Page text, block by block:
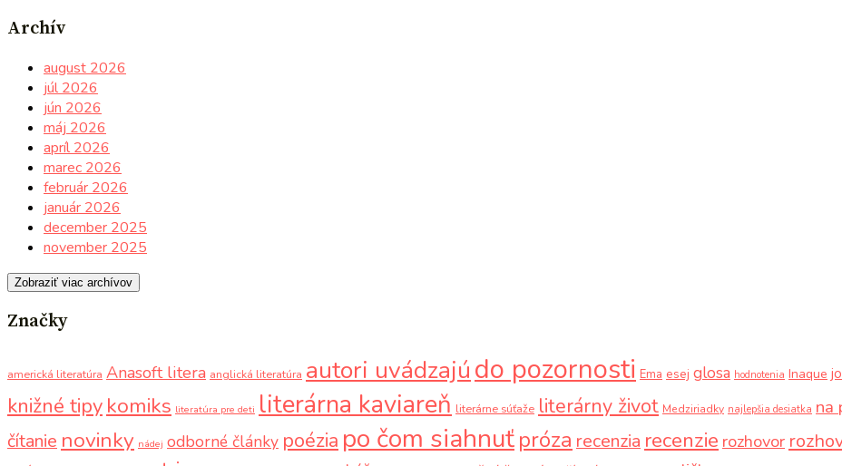
Archív
august 2026
júl 2026
jún 2026
máj 2026
apríl 2026
marec 2026
február 2026
január 2026
december 2025
november 2025
Zobraziť viac archívov
Značky
americká literatúra Anasoft litera anglická literatúra autori uvádzajúdo pozornosti Ema esej glosa hodnotenia Inaque
knižné tipy komiks literatúra pre deti literárna kaviareň literárne súťaže literárny život Medziriadky najlepšia desiatka na
čítanie novinky nádej odborné články poézia po čom siahnuťpróza recenzia recenzie rozhovor